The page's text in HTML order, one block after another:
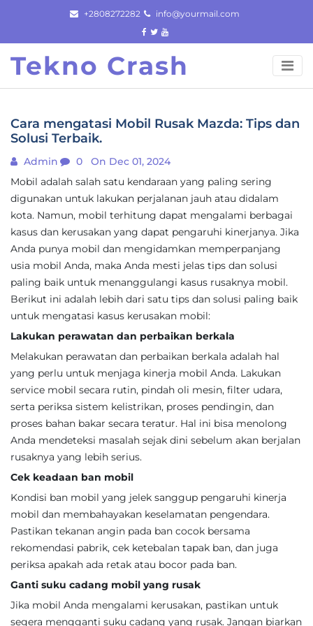
content
+2808272282 info@yourmail.com
Tekno Crash
Cara mengatasi Mobil Rusak Mazda: Tips dan
Solusi Terbaik.
Admin 0
On Dec 01, 2024
Mobil adalah salah satu kendaraan yang paling sering
digunakan untuk lakukan perjalanan jauh atau didalam
kota. Namun, mobil terhitung dapat mengalami berbagai
kasus dan kerusakan yang dapat pengaruhi kinerjanya. Jika
Anda punya mobil dan mengidamkan memperpanjang
usia mobil Anda, maka Anda mesti jelas tips dan solusi
paling baik untuk menanggulangi kasus rusaknya mobil.
Berikut ini adalah lebih dari satu tips dan solusi paling baik
untuk mengatasi kasus kerusakan mobil:
Lakukan perawatan dan perbaikan berkala
Melakukan perawatan dan perbaikan berkala adalah hal
yang perlu untuk menjaga kinerja mobil Anda. Lakukan
service mobil secara rutin, pindah oli mesin, filter udara,
serta periksa sistem kelistrikan, proses pendingin, dan
proses bahan bakar secara teratur. Hal ini bisa menolong
Anda mendeteksi masalah sejak dini sebelum akan berjalan
rusaknya yang lebih serius.
Cek keadaan ban mobil
Kondisi ban mobil yang jelek sanggup pengaruhi kinerja
mobil dan membahayakan keselamatan pengendara.
Pastikan tekanan angin pada ban cocok bersama
rekomendasi pabrik, cek ketebalan tapak ban, dan juga
periksa apakah ada retak atau bocor pada ban.
Ganti suku cadang mobil yang rusak
Jika mobil Anda mengalami kerusakan, pastikan untuk
segera mengganti suku cadang yang rusak. Jangan biarkan